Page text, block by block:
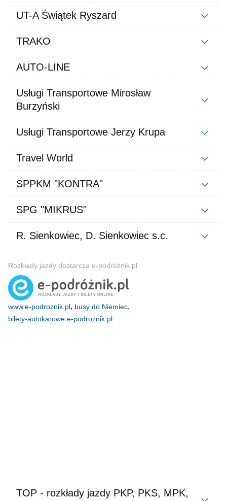
UT-A Świątek Ryszard
TRAKO
AUTO-LINE
Usługi Transportowe Mirosław
Burzyński
Usługi Transportowe Jerzy Krupa
Travel World
SPPKM "KONTRA"
SPG "MIKRUS"
R. Sienkowiec, D. Sienkowiec s.c.
Rozkłady jazdy dostarcza e-podróżnik.pl
www.e-podroznik.pl, busy do Niemiec,
bilety-autokarowe.e-podroznik.pl
TOP - rozkłady jazdy PKP, PKS, MPK,